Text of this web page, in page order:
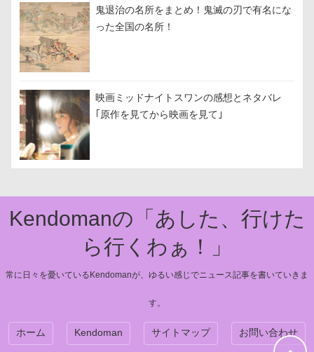
鬼退治の名所をまとめ！鬼滅の刃で有名にな
った全国の名所！
映画ミッドナイトスワンの感想とネタバレ
｢原作を見てから映画を見て｣
Kendomanの「あした、行けた
ら行くわぁ！」
常に日々を憂いているKendomanが、ゆるい感じでニュース記事を書いていきま
す。
ホーム Kendoman サイトマップ お問い合わせ